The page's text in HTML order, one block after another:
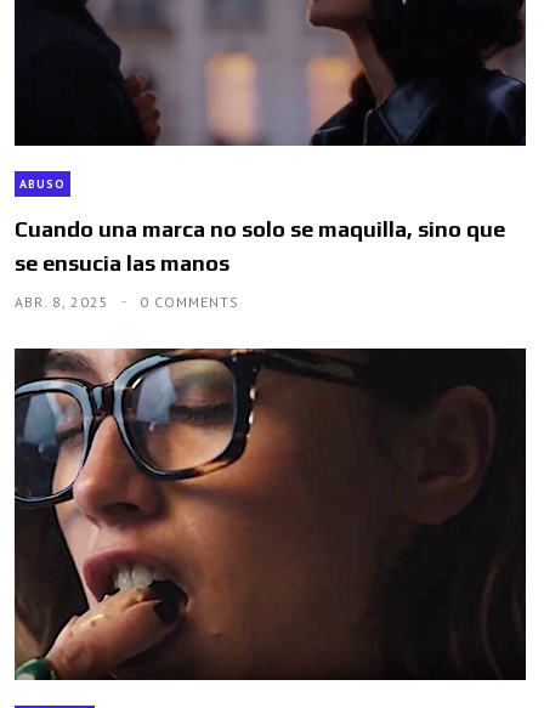
ABUSO
Cuando una marca no solo se maquilla, sino que
se ensucia las manos
ABR. 8, 2025 0 COMMENTS